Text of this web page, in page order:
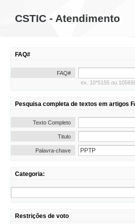
CSTIC - Atendimento
FAQ#
FAQ#
ex. 10*5155 ou
Pesquisa completa de textos em artigos
Texto Completo
Titulo
Palavra-chave
Categoria:
Restrições de voto